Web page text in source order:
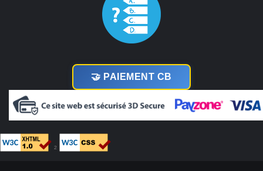
🤝 PAIEMENT CB
²